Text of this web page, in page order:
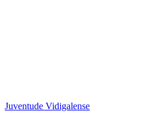
Juventude Vidigalense